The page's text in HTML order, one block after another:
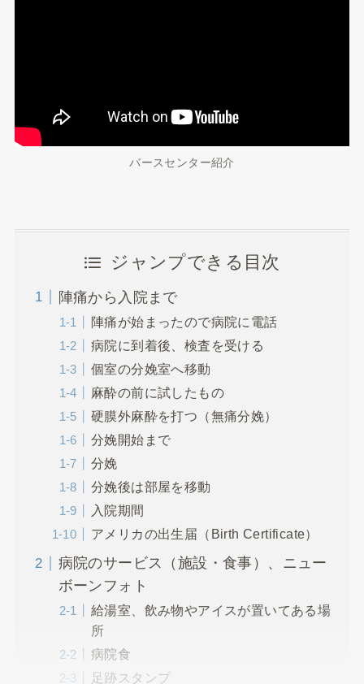
バースセンター紹介
ジャンプできる目次
陣痛から入院まで
陣痛が始まったので病院に電話
病院に到着後、検査を受ける
個室の分娩室へ移動
麻酔の前に試したもの
硬膜外麻酔を打つ（無痛分娩）
分娩開始まで
分娩
分娩後は部屋を移動
入院期間
アメリカの出生届（Birth Certificate）
病院のサービス（施設・食事）、ニュー
ボーンフォト
給湯室、飲み物やアイスが置いてある場
所
病院食
足跡スタンプ